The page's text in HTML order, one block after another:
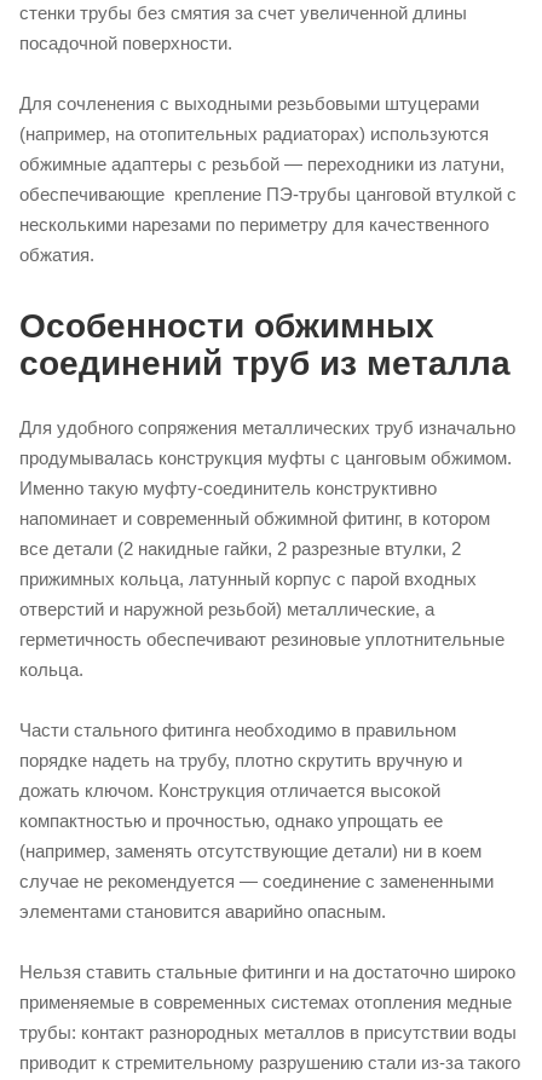
стенки трубы без смятия за счет увеличенной длины
посадочной поверхности.
Для сочленения с выходными резьбовыми штуцерами
(например, на отопительных радиаторах) используются
обжимные адаптеры с резьбой — переходники из латуни,
обеспечивающие крепление ПЭ-трубы цанговой втулкой с
несколькими нарезами по периметру для качественного
обжатия.
Особенности обжимных
соединений труб из металла
Для удобного сопряжения металлических труб изначально
продумывалась конструкция муфты с цанговым обжимом.
Именно такую муфту-соединитель конструктивно
напоминает и современный обжимной фитинг, в котором
все детали (2 накидные гайки, 2 разрезные втулки, 2
прижимных кольца, латунный корпус с парой входных
отверстий и наружной резьбой) металлические, а
герметичность обеспечивают резиновые уплотнительные
кольца.
Части стального фитинга необходимо в правильном
порядке надеть на трубу, плотно скрутить вручную и
дожать ключом. Конструкция отличается высокой
компактностью и прочностью, однако упрощать ее
(например, заменять отсутствующие детали) ни в коем
случае не рекомендуется — соединение с замененными
элементами становится аварийно опасным.
Нельзя ставить стальные фитинги и на достаточно широко
применяемые в современных системах отопления медные
трубы: контакт разнородных металлов в присутствии воды
приводит к стремительному разрушению стали из-за такого